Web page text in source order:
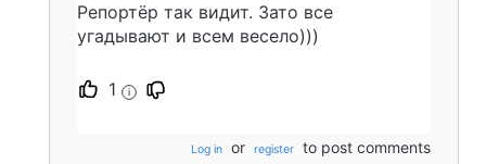
Репортёр так видит. Зато все
угадывают и всем весело)))
1 i
Log in or register to post comments